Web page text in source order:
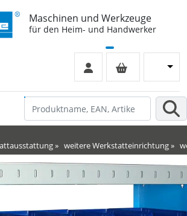
Maschinen und Werkzeuge
für den Heim- und Handwerker
» weitere Werkstatteinrichtung»